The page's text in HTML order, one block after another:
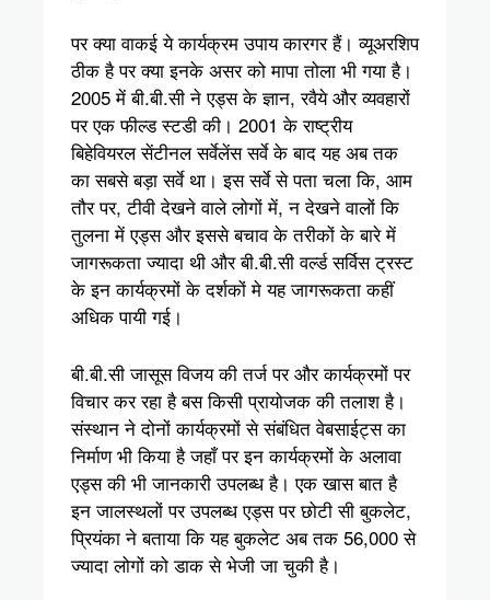
पर क्या वाकई ये कार्यक्रम उपाय कारगर हैं। व्यूअरशिप
ठीक है पर क्या इनके असर को मापा तोला भी गया है।
2005 में बी.बी.सी ने एड्स के ज्ञान, रवैये और व्यवहारों
पर एक फील्ड स्टडी की। 2001 के राष्ट्रीय
बिहेवियरल सेंटीनल सर्वेलेंस सर्वे के बाद यह अब तक
का सबसे बड़ा सर्वे था। इस सर्वे से पता चला कि, आम
तौर पर, टीवी देखने वाले लोगों में, न देखने वालों कि
तुलना में एड्स और इससे बचाव के तरीकों के बारे में
जागरूकता ज्यादा थी और बी.बी.सी वर्ल्ड सर्विस ट्रस्ट
के इन कार्यक्रमों के दर्शकों मे यह जागरूकता कहीं
अधिक पायी गई।
बी.बी.सी जासूस विजय की तर्ज पर और कार्यक्रमों पर
विचार कर रहा है बस किसी प्रायोजक की तलाश है।
संस्थान ने दोनों कार्यक्रमों से संबंधित वेबसाईट्स का
निर्माण भी किया है जहाँ पर इन कार्यक्रमों के अलावा
एड्स की भी जानकारी उपलब्ध है। एक खास बात है
इन जालस्थलों पर उपलब्ध एड्स पर छोटी सी बुकलेट,
प्रियंका ने बताया कि यह बुकलेट अब तक 56,000 से
ज्यादा लोगों को डाक से भेजी जा चुकी है।